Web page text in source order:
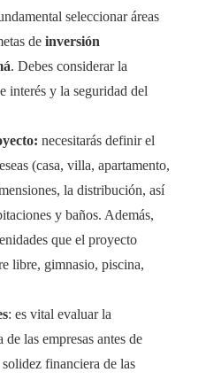
seleccionar áreas
de inversión
. Debes considerar la
interés y la seguridad del
necesitarás definir el
(casa, villa, apartamento,
la distribución, así
y baños. Además,
que el proyecto
libre, gimnasio, piscina,
: es vital evaluar la
las empresas antes de
financiera de las